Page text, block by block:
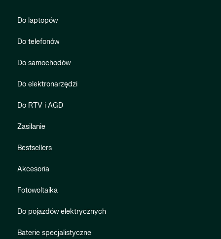
Do laptopów
Do telefonów
Do samochodów
Do elektronarzędzi
Do RTV i AGD
Zasilanie
Bestsellers
Akcesoria
Fotowoltaika
Do pojazdów elektrycznych
Baterie specjalistyczne